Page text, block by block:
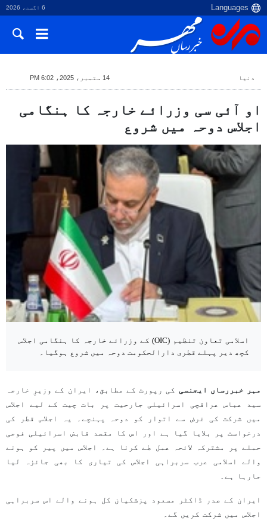
6 اگست، 2026
دنیا 14 ستمبر، 2025، 6:02 PM
او آئی سی وزرائے خارجہ کا ہنگامی
اجلاس دوحہ میں شروع
اسلامی تعاون تنظیم (OIC) کے وزرائے خارجہ کا ہنگامی اجلاس
کچھ دیر پہلے قطری دارالحکومت دوحہ میں شروع ہوگیا۔
مہر خبررساں ایجنسی کی رپورٹ کے مطابق، ایران کے وزیرِ خارجہ
سید عباس عراقچی اسرائیلی جارحیت پر بات چیت کے لیے اجلاس
میں شرکت کی غرض سے اتوار کو دوحہ پہنچے۔ یہ اجلاس قطر کی
درخواست پر بلایا گیا ہے اور اس کا مقصد قابض اسرائیلی فوجی
حملے پر مشترکہ لائحہ عمل طے کرنا ہے۔ اجلاس میں پیر کو ہونے
والے اسلامی عرب سربراہی اجلاس کی تیاری کا بھی جائزہ لیا
جارہا ہے۔
ایران کے صدر ڈاکٹر مسعود پزشکیان کل ہونے والے اس سربراہی
اجلاس میں شرکت کریں گے۔